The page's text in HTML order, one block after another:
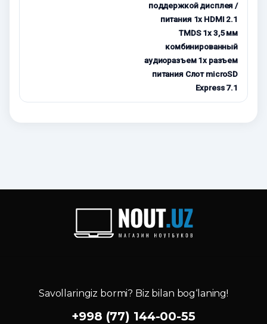
поддержкой дисплея /
питания 1x HDMI 2.1
TMDS 1x 3,5 мм
комбинированный
аудиоразъем 1x разъем
питания Слот microSD
Express 7.1
Savollaringiz bormi? Biz bilan bog‘laning!
+998 (77) 144-00-55